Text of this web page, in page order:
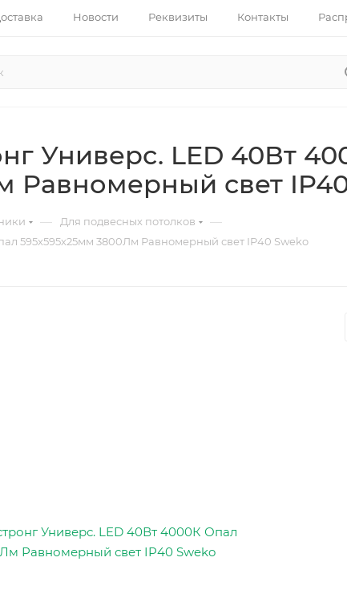
Новости Реквизиты Контакты
Универс. LED 40Вт
Равномерный свет
— Для подвесных потолков —
595х595х25мм 3800Лм Равномерный свет IP40 Sweko